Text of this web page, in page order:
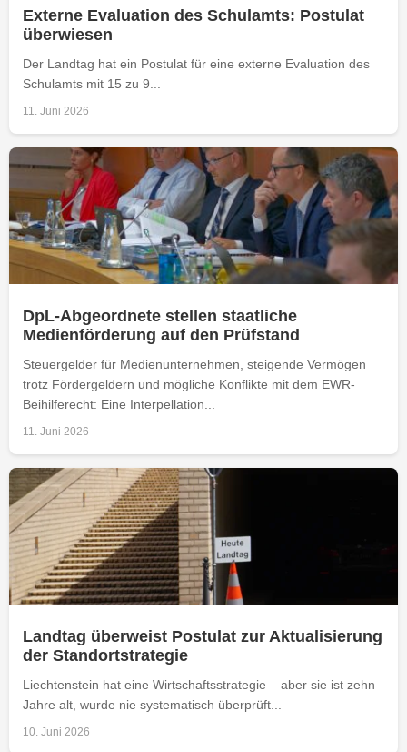
Externe Evaluation des Schulamts: Postulat
überwiesen
Der Landtag hat ein Postulat für eine externe Evaluation des
Schulamts mit 15 zu 9...
11. Juni 2026
DpL-Abgeordnete stellen staatliche
Medienförderung auf den Prüfstand
Steuergelder für Medienunternehmen, steigende Vermögen
trotz Fördergeldern und mögliche Konflikte mit dem EWR-
Beihilferecht: Eine Interpellation...
11. Juni 2026
Landtag überweist Postulat zur Aktualisierung
der Standortstrategie
Liechtenstein hat eine Wirtschaftsstrategie – aber sie ist zehn
Jahre alt, wurde nie systematisch überprüft...
10. Juni 2026